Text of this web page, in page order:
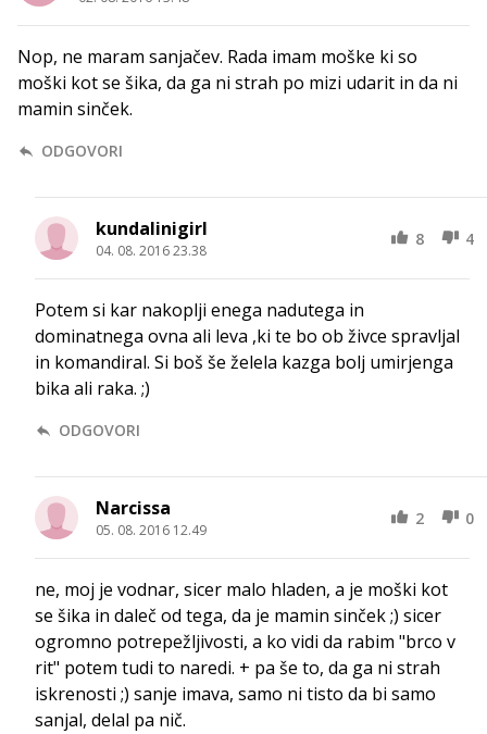
Nop, ne maram sanjačev. Rada imam moške ki so
moški kot se šika, da ga ni strah po mizi udarit in da ni
mamin sinček.
ODGOVORI
kundalinigirl
04. 08. 2016 23.38
8 4
Potem si kar nakoplji enega nadutega in
dominatnega ovna ali leva ,ki te bo ob živce spravljal
in komandiral. Si boš še želela kazga bolj umirjenga
bika ali raka. ;)
ODGOVORI
Narcissa
05. 08. 2016 12.49
2 0
ne, moj je vodnar, sicer malo hladen, a je moški kot
se šika in daleč od tega, da je mamin sinček ;) sicer
ogromno potrepežljivosti, a ko vidi da rabim "brco v
rit" potem tudi to naredi. + pa še to, da ga ni strah
iskrenosti ;) sanje imava, samo ni tisto da bi samo
sanjal, delal pa nič.